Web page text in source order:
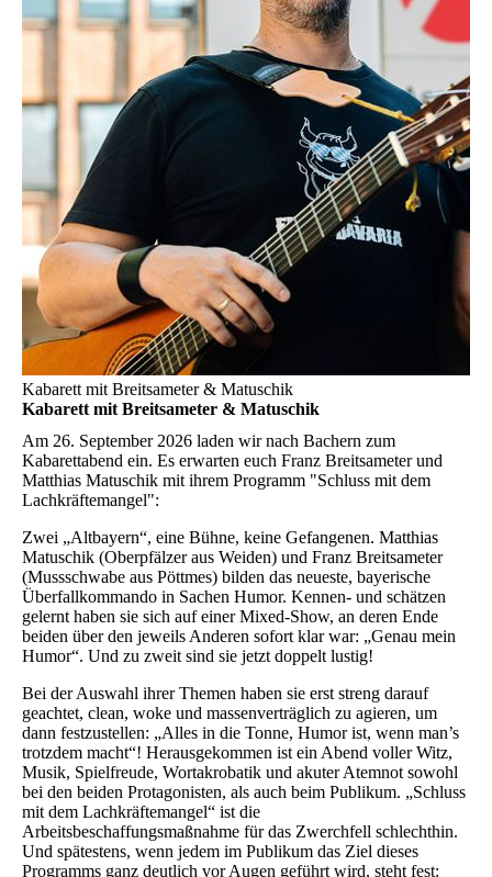
Kabarett mit Breitsameter & Matuschik
Kabarett mit Breitsameter & Matuschik
Am 26. September 2026 laden wir nach Bachern zum
Kabarettabend ein. Es erwarten euch Franz Breitsameter und
Matthias Matuschik mit ihrem Programm "Schluss mit dem
Lachkräftemangel":
Zwei „Altbayern“, eine Bühne, keine Gefangenen. Matthias
Matuschik (Oberpfälzer aus Weiden) und Franz Breitsameter
(Mussschwabe aus Pöttmes) bilden das neueste, bayerische
Überfallkommando in Sachen Humor. Kennen- und schätzen
gelernt haben sie sich auf einer Mixed-Show, an deren Ende
beiden über den jeweils Anderen sofort klar war: „Genau mein
Humor“. Und zu zweit sind sie jetzt doppelt lustig!
Bei der Auswahl ihrer Themen haben sie erst streng darauf
geachtet, clean, woke und massenverträglich zu agieren, um
dann festzustellen: „Alles in die Tonne, Humor ist, wenn man’s
trotzdem macht“! Herausgekommen ist ein Abend voller Witz,
Musik, Spielfreude, Wortakrobatik und akuter Atemnot sowohl
bei den beiden Protagonisten, als auch beim Publikum. „Schluss
mit dem Lachkräftemangel“ ist die
Arbeitsbeschaffungsmaßnahme für das Zwerchfell schlechthin.
Und spätestens, wenn jedem im Publikum das Ziel dieses
Programms ganz deutlich vor Augen geführt wird, steht fest: